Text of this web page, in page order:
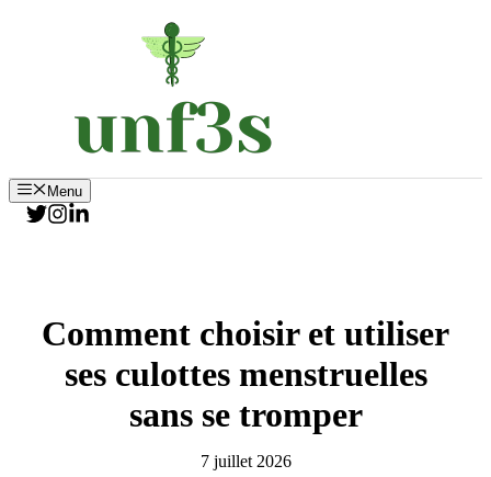
Menu
Comment choisir et utiliser
ses culottes menstruelles
sans se tromper
7 juillet 2026